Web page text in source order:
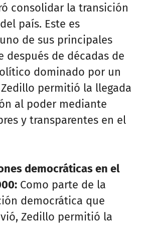
consolidar la transición
país. Este es
de sus principales
después de décadas de
dominado por un
permitió la llegada
al poder mediante
y transparentes en el
democráticas en el
Como parte de la
democrática que
Zedillo permitió la